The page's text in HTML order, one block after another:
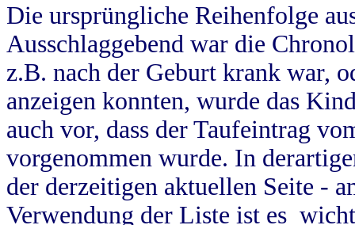
Die ursprüngliche Reihenfolge
Ausschlaggebend war die
z.B. nach der Geburt krank war,
anzeigen konnten, wurde das
auch vor, dass der Taufeintrag
vorgenommen wurde. In
der derzeitigen aktuellen Seite -
Verwendung der Liste ist es